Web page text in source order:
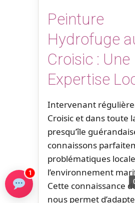
Peinture
Hydrofuge
Croisic : Une
Expertise
Intervenant
Croisic et dans toute
presqu’île
connaissons
problématiques
l’environnement
Cette connaissance
nous permet
1